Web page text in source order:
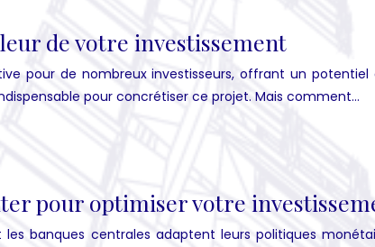
de votre investissement
pour de nombreux investisseurs, offrant un
pour concrétiser ce projet. Mais comment…
pour optimiser votre
les banques centrales adaptent leurs politiques